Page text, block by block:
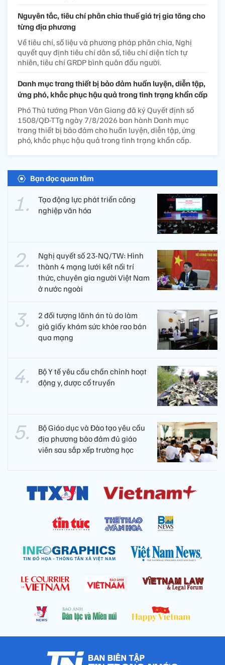
Nguyên tắc, tiêu chí phân chia thuế giá trị gia tăng cho
từng địa phương
Về tiêu chí, số liệu và phương pháp phân chia, Nghị
quyết quy định tiêu chí dân số, tiêu chí diện tích tự
nhiên, tiêu chí GRDP bình quân đầu người.
Danh mục trang thiết bị bảo đảm huấn luyện, diễn tập,
ứng phó, khắc phục hậu quả trong tình trạng khẩn cấp
Phó Thủ tướng Phan Văn Giang đã ký Quyết định số
1508/QĐ-TTg ngày 7/8/2026 ban hành Danh mục
trang thiết bị bảo đảm cho huấn luyện, diễn tập, ứng
phó, khắc phục hậu quả trong tình trạng khẩn cấp.
Bạn đọc quan tâm
Tạo động lực phát triển công
nghiệp văn hóa
Nghị quyết số 23-NQ/TW: Hình
thành 4 mạng lưới kết nối trí
thức, chuyên gia người Việt Nam
ở nước ngoài
2 đối tượng lãnh án tù do làm
giả giấy khám sức khỏe rao bán
qua mạng
Bộ Y tế yêu cầu chấn chỉnh hoạt
động y, dược cổ truyền
Bộ Giáo dục và Đào tạo yêu cầu
địa phương bảo đảm đủ giáo
viên sau sắp xếp trường học